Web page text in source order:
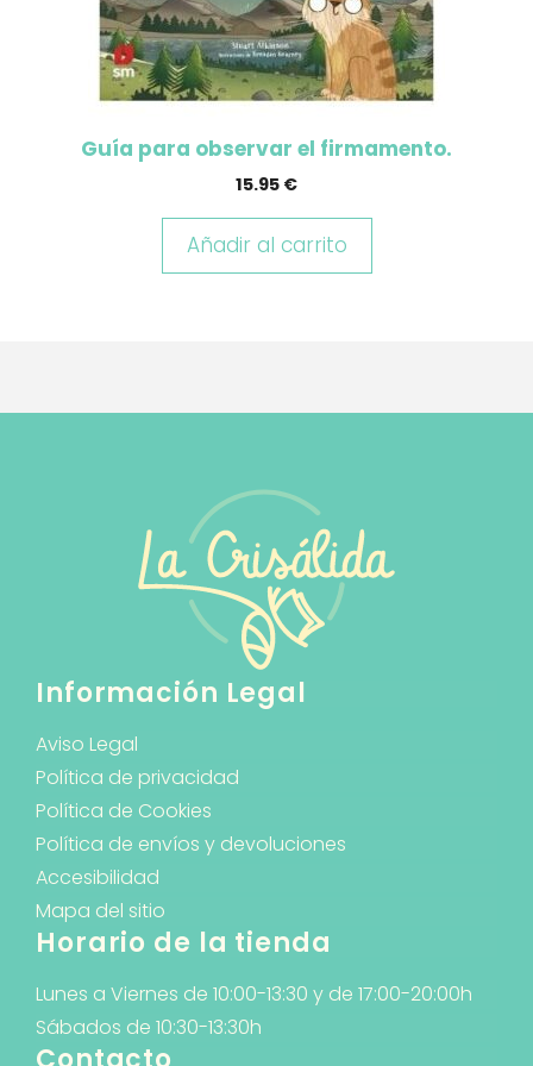
Guía para observar el firmamento.
15.95 €
Añadir al carrito
Información Legal
Aviso Legal
Política de privacidad
Política de Cookies
Política de envíos y devoluciones
Accesibilidad
Mapa del sitio
Horario de la tienda
Lunes a Viernes de 10:00-13:30 y de 17:00-20:00h
Sábados de 10:30-13:30h